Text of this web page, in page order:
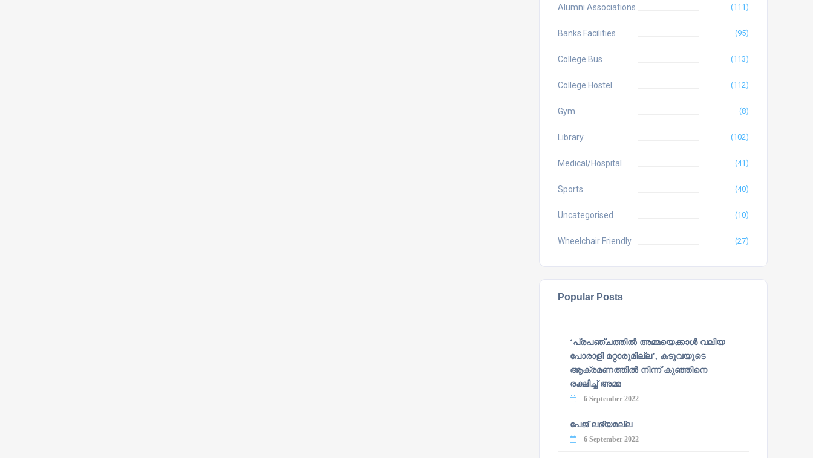
Alumni Associations (111)
Banks Facilities (95)
College Bus (113)
College Hostel (112)
Gym (8)
Library (102)
Medical/Hospital (41)
Sports (40)
Uncategorised (10)
Wheelchair Friendly (27)
Popular Posts
‘പ്രപഞ്ചത്തില്‍ അമ്മയെക്കാള്‍ വലിയ
പോരാളി മറ്റാരുമില്ല’, കടുവയുടെ
ആക്രമണത്തില്‍ നിന്ന് കുഞ്ഞിനെ
രക്ഷിച്ച് അമ്മ
6 September 2022
പേജ് ലഭ്യമല്ല
6 September 2022